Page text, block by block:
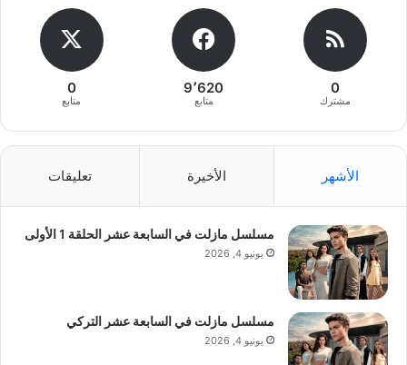
0
مشترك
9٬620
متابع
0
متابع
الأشهر الأخيرة تعليقات
مسلسل مازلت في السابعة عشر الحلقة 1 الأولى
يونيو 4, 2026
مسلسل مازلت في السابعة عشر التركي
يونيو 4, 2026